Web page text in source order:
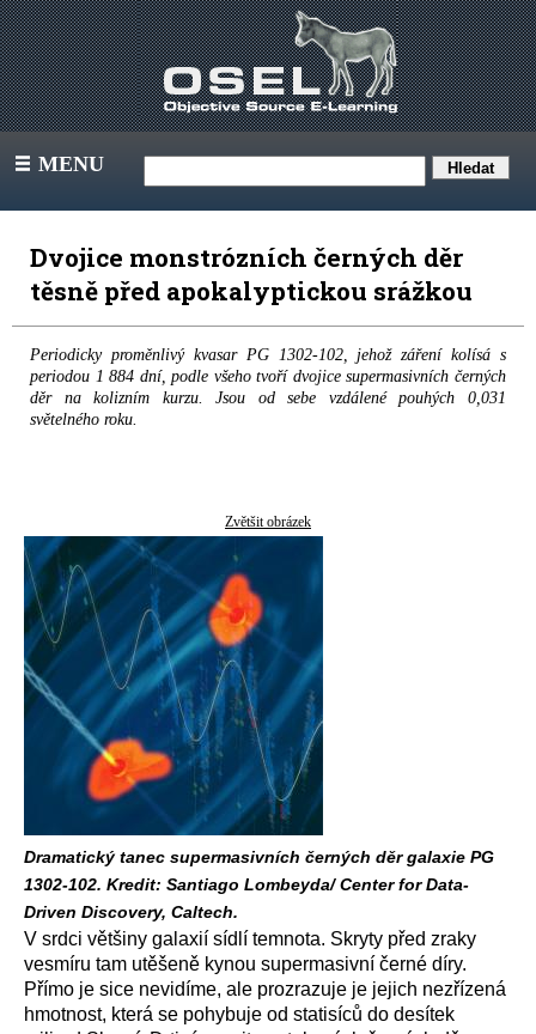
III MENU
Dvojice monstrózních černých děr
těsně před apokalyptickou srážkou
Periodicky proměnlivý kvasar PG 1302-102, jehož záření kolísá s
periodou 1 884 dní, podle všeho tvoří dvojice supermasivních černých
děr na kolizním kurzu. Jsou od sebe vzdálené pouhých 0,031
světelného roku.
Zvětšit obrázek
Dramatický tanec supermasivních černých děr galaxie PG
1302-102. Kredit: Santiago Lombeyda/ Center for Data-
Driven Discovery, Caltech.
V srdci většiny galaxií sídlí temnota. Skryty před zraky
vesmíru tam utěšeně kynou supermasivní černé díry.
Přímo je sice nevidíme, ale prozrazuje je jejich nezřízená
hmotnost, která se pohybuje od statisíců do desítek